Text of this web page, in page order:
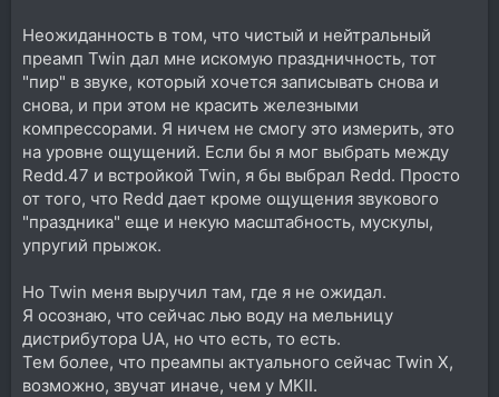
Неожиданность в том, что чистый и нейтральный
преамп Twin дал мне искомую праздничность, тот
"пир" в звуке, который хочется записывать снова и
снова, и при этом не красить железными
компрессорами. Я ничем не смогу это измерить, это
на уровне ощущений. Если бы я мог выбрать между
Redd.47 и встройкой Twin, я бы выбрал Redd. Просто
от того, что Redd дает кроме ощущения звукового
"праздника" еще и некую масштабность, мускулы,
упругий прыжок.
Но Twin меня выручил там, где я не ожидал.
Я осознаю, что сейчас лью воду на мельницу
дистрибутора UA, но что есть, то есть.
Тем более, что преампы актуального сейчас Twin X,
возможно, звучат иначе, чем у MKII.